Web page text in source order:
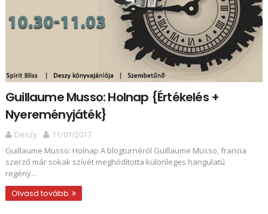
Guillaume Musso: Holnap {Értékelés +
Nyereményjáték}
Deszy
11/01/2017
Guillaume Musso: Holnap A blogturnéról Guillaume Musso, francia
szerző már sokak szívét meghódította különleges hangulatú
regény...
Olvasd tovább